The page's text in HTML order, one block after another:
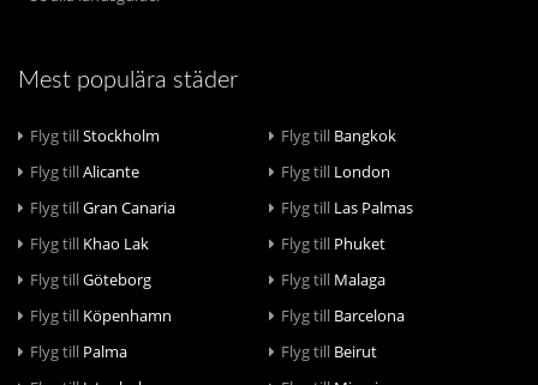
Mest populära städer
Flyg tillStockholm Flyg till Bangkok
Flyg tillAlicante Flyg till London
Flyg tillGran Canaria Flyg till Las Palmas
Flyg till Khao Lak Flyg till Phuket
Flyg tillGöteborg Flyg till Malaga
Flyg till Köpenhamn Flyg till Barcelona
Flyg till Palma Flyg till Beirut